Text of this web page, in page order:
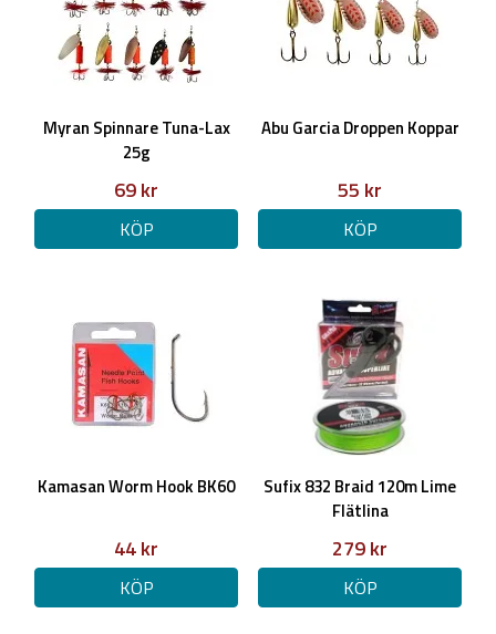
Myran Spinnare Tuna-Lax
25g
69 kr
KÖP
Abu Garcia Droppen Koppar
55 kr
KÖP
Kamasan Worm Hook BK60
44 kr
KÖP
Sufix 832 Braid 120m Lime
Flätlina
279 kr
KÖP